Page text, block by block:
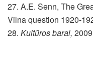
27. A.E. Senn, The
Vilna question 1920-
28. Kultūros barai,